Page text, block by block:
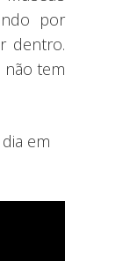
por
dentro.
não tem
em